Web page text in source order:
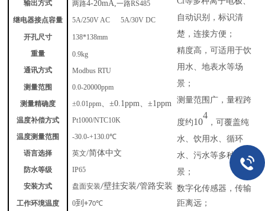
输出方式 两路4-20mA,一路RS485
继电器接点容量 5A/250V AC 5A/30V DC
开孔尺寸 138*138mm
重量 0.9kg
通讯方式
Modbus RTU
测量范围
0.0-20000ppm
测量精确度
±0.01ppm、±0.1ppm、±1ppm
温度补偿方式
Pt1000/NTC10K
温度测量范围
-30.0-+130.0℃
语言选择
英文/简体中文
防水等级
IP65
安装方式
盘面安装/壁挂安装/管路安装
工作环境温度 0到+70℃
自动识别，标识清
楚，连接方便；
精度高，可适用于饮
用水、地表水等场
景 ；
测量范围广，量程跨
度约10
4
，可覆盖纯
水、饮用水、循环
水、污水等多种场
景 ；
数字化传感器，传输
距离远；